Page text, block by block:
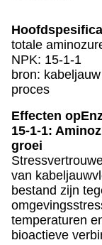
totale
NPK: 15-1-1
bron:
proces
Effecten op
15-1-1:
groei
van
bestand zijn
temperaturen
bioactieve